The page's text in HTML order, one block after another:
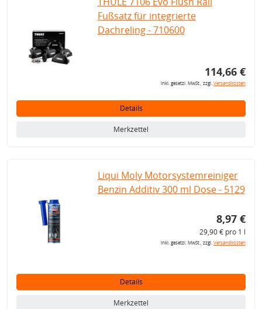
Fußsatz für integrierte
Dachreling - 710600
114,66 €
inkl. gesetzl. MwSt., zzgl.Versandkosten
Details
Merkzettel
Liqui Moly Motorsystemreiniger
Benzin Additiv 300 ml Dose - 5129
8,97 €
29,90 € pro 1 l
inkl. gesetzl. MwSt., zzgl.Versandkosten
Details
Merkzettel